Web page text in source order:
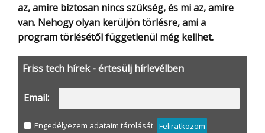
az, amire biztosan nincs szükség, és mi az, amire
van. Nehogy olyan kerüljön törlésre, ami a
program törlésétől függetlenül még kellhet.
Friss tech hírek - értesülj hírlevélben
Email:
Engedélyezem adataim tárolását Feliratkozom